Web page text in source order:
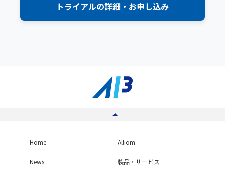
トライアルの詳細・お申し込み
Home
News
Alliom
製品・サービス